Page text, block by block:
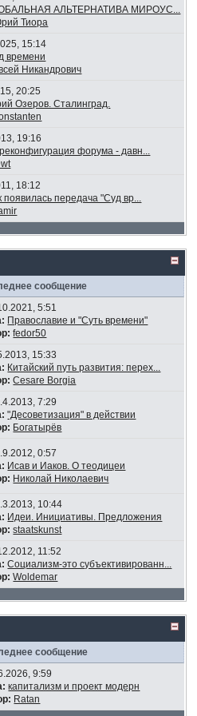
АЛЬТЕРНАТИВА МИРОУС...
Тиора
15:14
времени
Никандрович
20:25
Озеров. Сталинград.
19:16
форума - давн...
18:12
появилась передача "Суд вр...
сообщение
5:51
Православие и "Суть времени"
fedor50
15:33
Китайский путь развития: перех...
Cesare Borgia
7:29
"Десоветизация" в действии
Богатырёв
0:57
Исав и Иаков. О теодицеи
Николай Николаевич
10:44
Идеи. Инициативы. Предложения
staatskunst
11:52
Социализм-это субъективированн...
Woldemar
сообщение
9:59
капитализм и проект модерн
Ratan